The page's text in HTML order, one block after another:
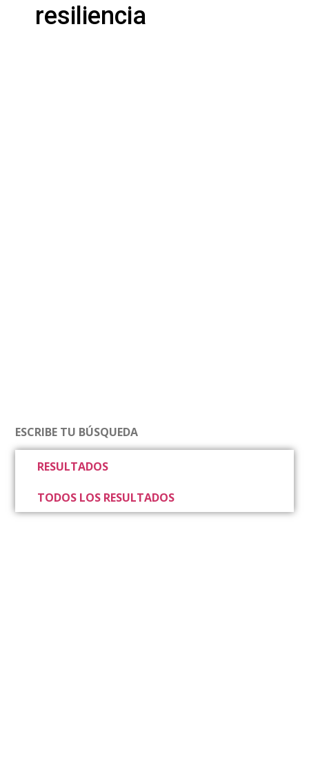
resiliencia
RESULTADOS
TODOS LOS RESULTADOS